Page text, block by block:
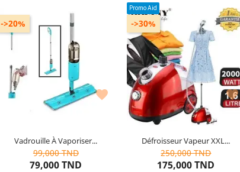

Vadrouille À Vaporiser...
99,000 TND
79,000 TND
->20%
10articles restants

Promo Aid
Défroisseur Vapeur XXL...
250,000 TND
175,000 TND
->30%
Couleur : Rouge
Garantie : 1 an
Modèle : SK-4002
10articles restants